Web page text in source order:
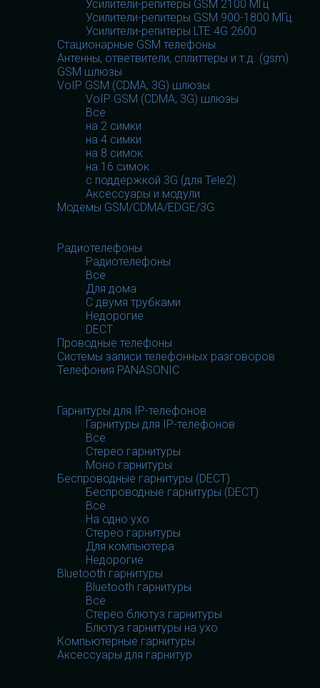
Усилители-репитеры GSM 2100 МГц
Усилители-репитеры GSM 900-1800 МГц
Усилители-репитеры LTE 4G 2600
Стационарные GSM телефоны
Антенны, ответвители, сплиттеры и т.д. (gsm)
GSM шлюзы
VoIP GSM (CDMA, 3G) шлюзы
VoIP GSM (CDMA, 3G) шлюзы
Все
на 2 симки
на 4 симки
на 8 симок
на 16 симок
с поддержкой 3G (для Tele2)
Аксессуары и модули
Модемы GSM/CDMA/EDGE/3G
Радиотелефоны
Радиотелефоны
Все
Для дома
С двумя трубками
Недорогие
DECT
Проводные телефоны
Системы записи телефонных разговоров
Телефония PANASONIC
Гарнитуры для IP-телефонов
Гарнитуры для IP-телефонов
Все
Стерео гарнитуры
Моно гарнитуры
Беспроводные гарнитуры (DECT)
Беспроводные гарнитуры (DECT)
Все
На одно ухо
Стерео гарнитуры
Для компьютера
Недорогие
Bluetooth гарнитуры
Bluetooth гарнитуры
Все
Стерео блютуз гарнитуры
Блютуз гарнитуры на ухо
Компьютерные гарнитуры
Аксессуары для гарнитур